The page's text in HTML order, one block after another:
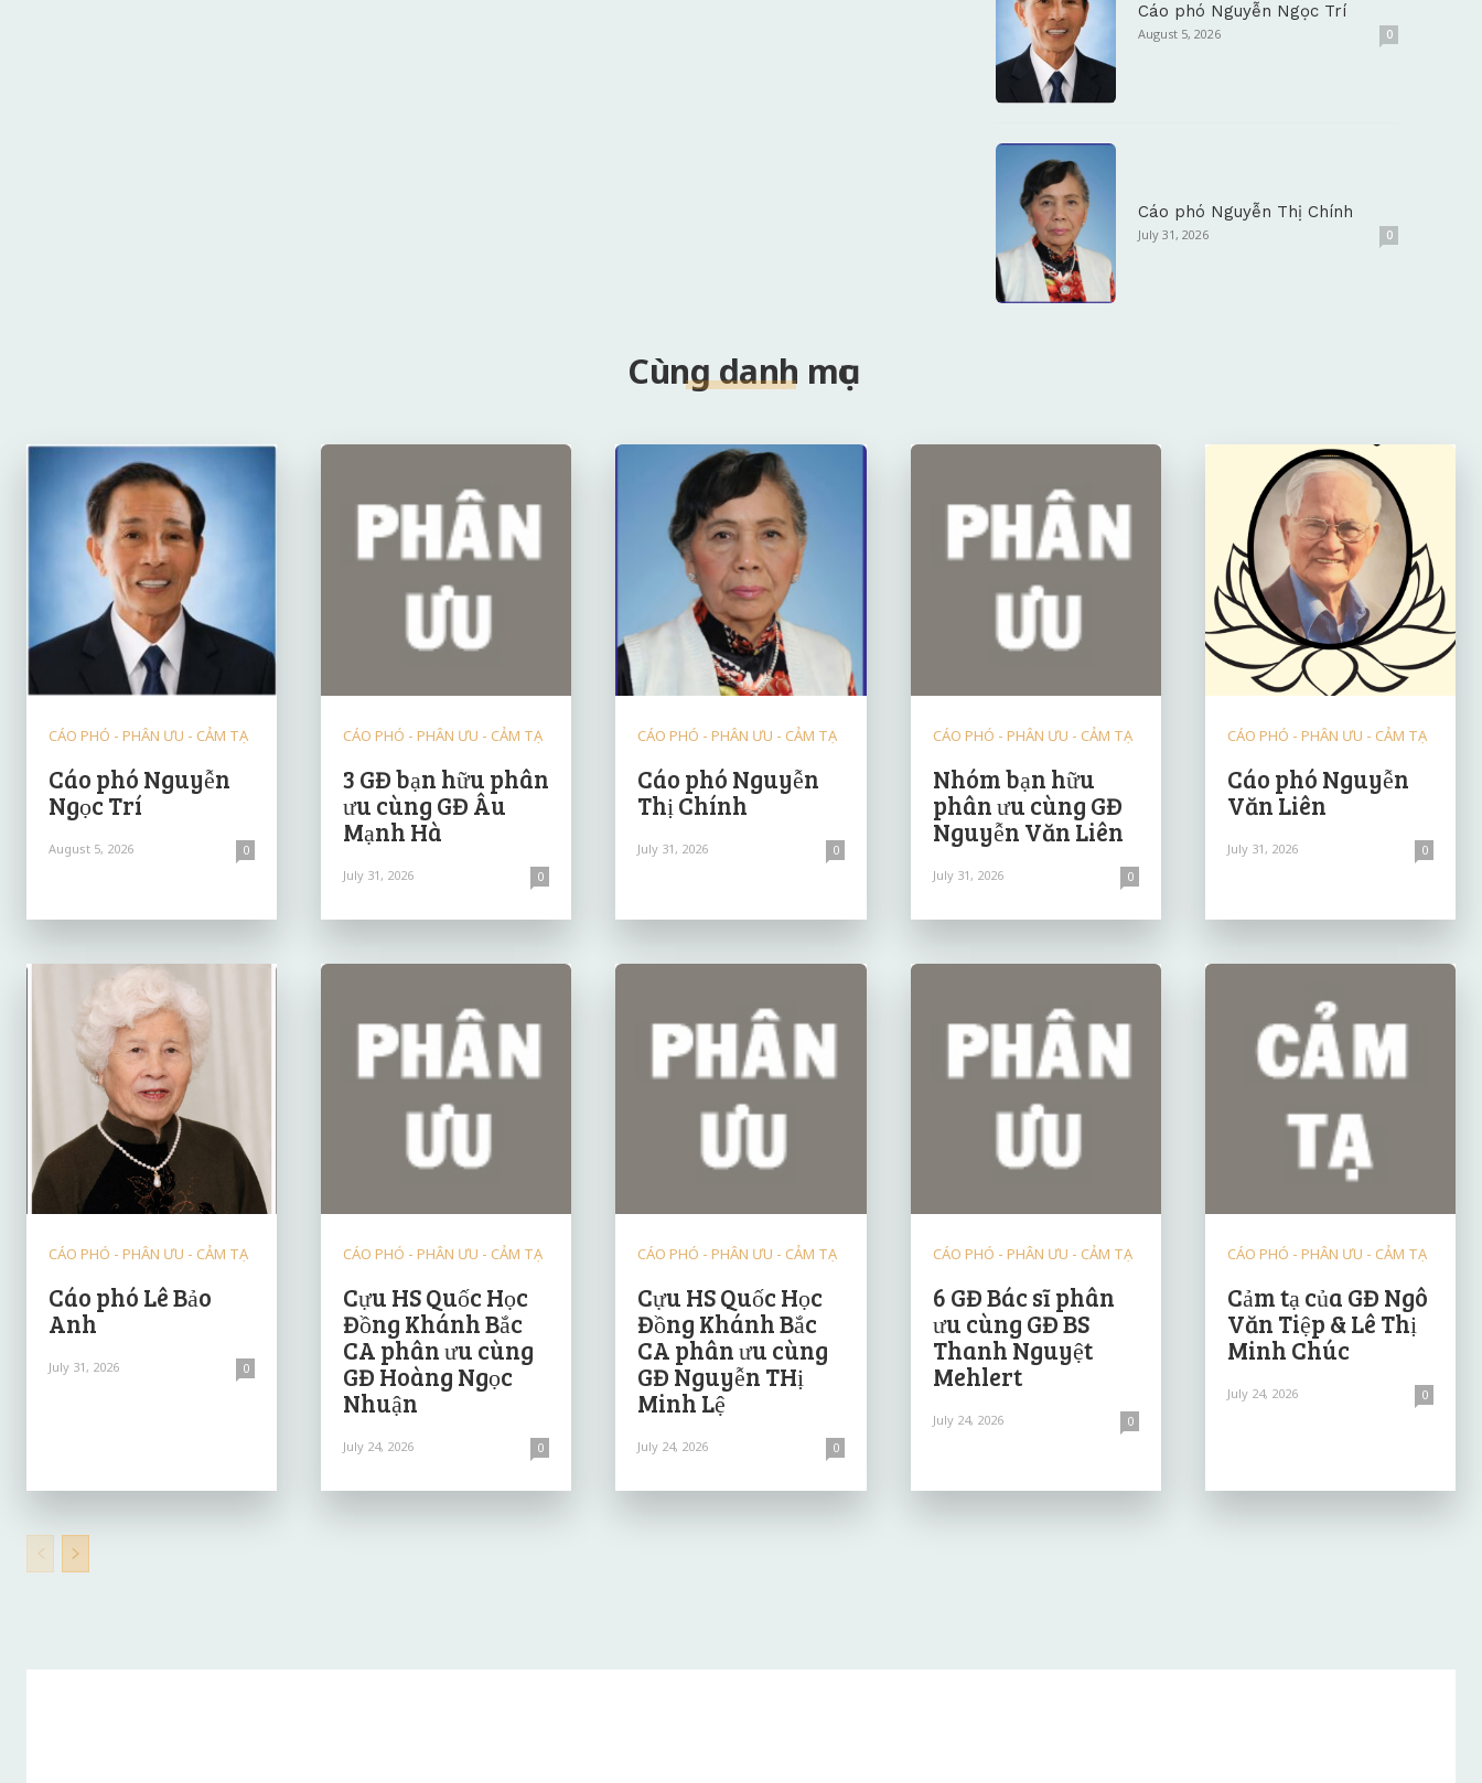
Cáo phó Nguyễn Ngọc Trí
August 5, 2026 0
Cáo phó Nguyễn Thị Chính
July 31, 2026 0
Cùng danh mục
CÁO PHÓ - PHÂN ƯU - CẢM TẠ
Cáo phó Nguyễn
Ngọc Trí
August 5, 2026 0
CÁO PHÓ - PHÂN ƯU - CẢM TẠ
3 GĐ bạn hữu phân
ưu cùng GĐ Âu
Mạnh Hà
July 31, 2026 0
CÁO PHÓ - PHÂN ƯU - CẢM TẠ
Cáo phó Nguyễn
Thị Chính
July 31, 2026 0
CÁO PHÓ - PHÂN ƯU - CẢM TẠ
Nhóm bạn hữu
phân ưu cùng GĐ
Nguyễn Văn Liên
July 31, 2026 0
CÁO PHÓ - PHÂN ƯU - CẢM TẠ
Cáo phó Nguyễn
Văn Liên
July 31, 2026 0
CÁO PHÓ - PHÂN ƯU - CẢM TẠ
Cáo phó Lê Bảo
Anh
July 31, 2026 0
CÁO PHÓ - PHÂN ƯU - CẢM TẠ
Cựu HS Quốc Học
Đồng Khánh Bắc
CA phân ưu cùng
GĐ Hoàng Ngọc
Nhuận
July 24, 2026 0
CÁO PHÓ - PHÂN ƯU - CẢM TẠ
Cựu HS Quốc Học
Đồng Khánh Bắc
CA phân ưu cùng
GĐ Nguyễn THị
Minh Lệ
July 24, 2026 0
CÁO PHÓ - PHÂN ƯU - CẢM TẠ
6 GĐ Bác sĩ phân
ưu cùng GĐ BS
Thanh Nguyệt
Mehlert
July 24, 2026 0
CÁO PHÓ - PHÂN ƯU - CẢM TẠ
Cảm tạ của GĐ Ngô
Văn Tiệp & Lê Thị
Minh Chúc
July 24, 2026 0